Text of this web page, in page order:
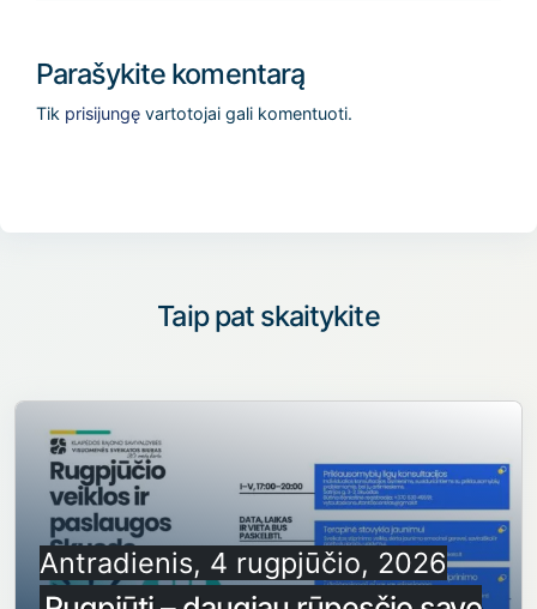
Parašykite komentarą
Tik prisijungęvartotojai gali komentuoti.
Taip pat skaitykite
Antradienis, 4 rugpjūčio, 2026